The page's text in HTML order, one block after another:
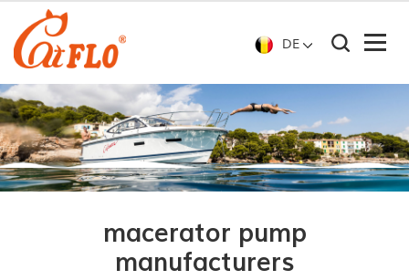
DE
macerator pump
manufacturers